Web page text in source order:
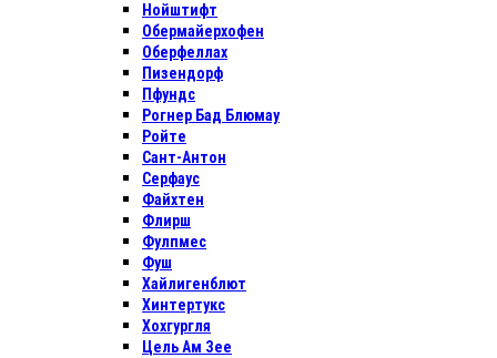
Нойштифт
Обермайерхофен
Оберфеллах
Пизендорф
Пфундс
Рогнер Бад Блюмау
Ройте
Сант-Антон
Серфаус
Файхтен
Флирш
Фулпмес
Фуш
Хайлигенблют
Хинтертукс
Хохгургля
Цель Ам Зее